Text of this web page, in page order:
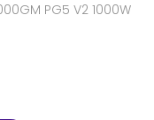
PG5 V2 1000W